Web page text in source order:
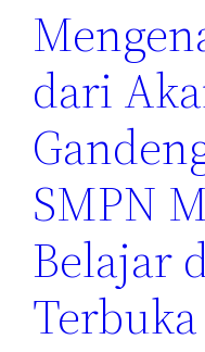
dari
SMPN
Belajar
Terbuka